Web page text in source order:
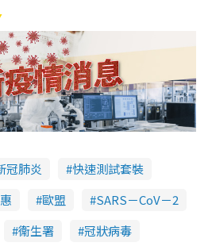
冠肺炎
快速測試套裝
歐盟
SARS－CoV－2
衞生署 冠狀病毒